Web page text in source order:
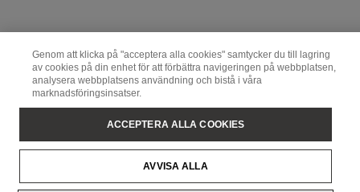
Genom att klicka på "acceptera alla cookies" samtycker du till lagring
av cookies på din enhet för att förbättra navigeringen på webbplatsen,
analysera webbplatsens användning och bistå i våra
marknadsföringsinsatser.
AVVISA ALLA
ACCEPTERA ALLA COOKIES